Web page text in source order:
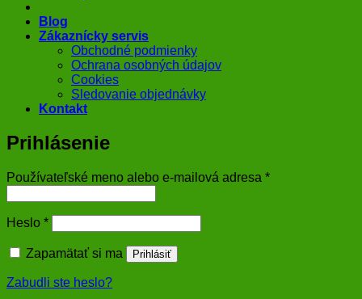
Blog
Zákaznícky servis
Obchodné podmienky
Ochrana osobných údajov
Cookies
Sledovanie objednávky
Kontakt
Prihlásenie
Používateľské meno alebo e-mailová adresa *Povinné
Heslo *Povinné
Zapamätať si ma Prihlásiť
Zabudli ste heslo?